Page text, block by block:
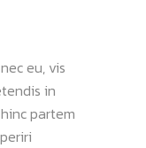
eu, vis
in
partem